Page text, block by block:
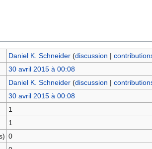
Daniel K. Schneider (discussion |
30 avril 2015 à 00:08
Daniel K. Schneider (discussion |
30 avril 2015 à 00:08
1
1
0